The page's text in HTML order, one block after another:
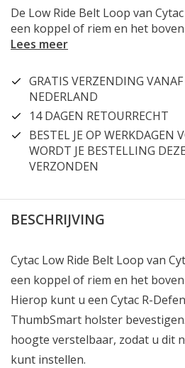
De Low Ride Belt Loop van
een koppel of riem en het
Lees meer
GRATIS VERZENDING
NEDERLAND
14 DAGEN RETOURRECHT
BESTEL JE OP WERKDAGEN
WORDT JE BESTELLING
VERZONDEN
BESCHRIJVING
Cytac Low Ride Belt Loop van
een koppel of riem en het
Hierop kunt u een Cytac R-
ThumbSmart holster
hoogte verstelbaar, zodat u dit
kunt instellen.